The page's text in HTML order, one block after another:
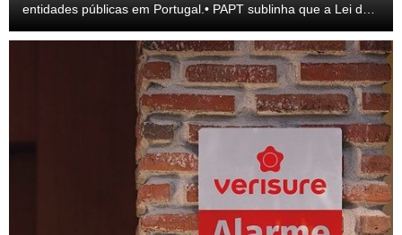
entidades públicas em Portugal.• PAPT sublinha que a Lei do
do setor e para a transparên...